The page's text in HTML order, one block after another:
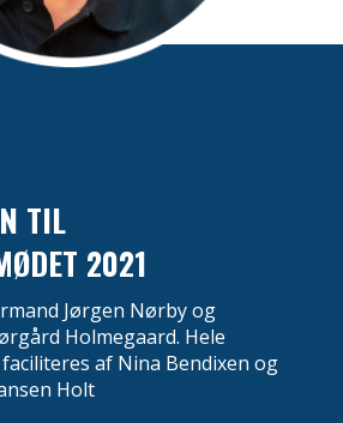
TIL
2021
Jørgen Nørby og
Holmegaard. Hele
af Nina Bendixen og
Holt